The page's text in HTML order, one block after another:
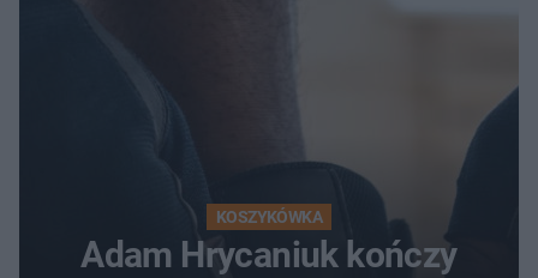
KOSZYKÓWKA
Adam Hrycaniuk kończy